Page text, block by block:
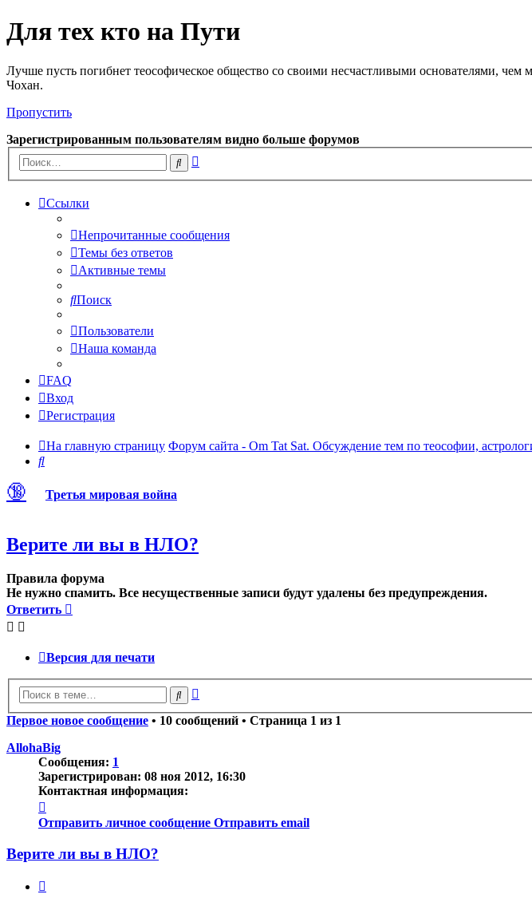
Для тех кто на Пути
Лучше пусть погибнет теософическое общество со своими несчастливыми основателями,
Чохан.
Пропустить
Зарегистрированным пользователям видно больше форумов
Поиск
Ссылки
Непрочитанные сообщения
Темы без ответов
Активные темы
Поиск
Пользователи
Наша команда
FAQ
Вход
Регистрация
На главную страницу Форум сайта - Om Tat Sat. Обсуждение тем по теософии,
Поиск
🔞 Третья мировая война
Верите ли вы в НЛО?
Правила форума
Не нужно спамить. Все несущественные записи будут удалены без предупреждения.
Ответить
Версия для печати
Поиск
Первое новое сообщение • 10 сообщений • Страница 1 из 1
AllohaBig
Сообщения: 1
Зарегистрирован: 08 ноя 2012, 16:30
Контактная информация:
информация
пользователя
Отправить личное сообщение Отправить email
Верите ли вы в НЛО?